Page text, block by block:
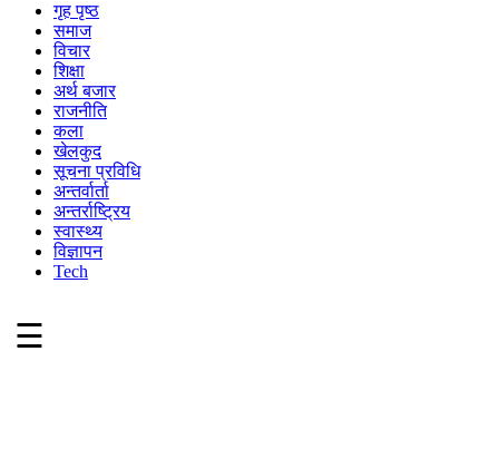
गृह पृष्ठ
समाज
विचार
शिक्षा
अर्थ बजार
राजनीति
कला
खेलकुद
सूचना प्रविधि
अन्तर्वार्ता
अन्तर्राष्ट्रिय
स्वास्थ्य
विज्ञापन
Tech
☰